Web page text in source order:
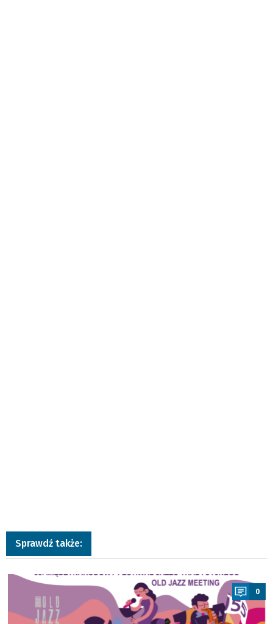
Sprawdź także:
a
0